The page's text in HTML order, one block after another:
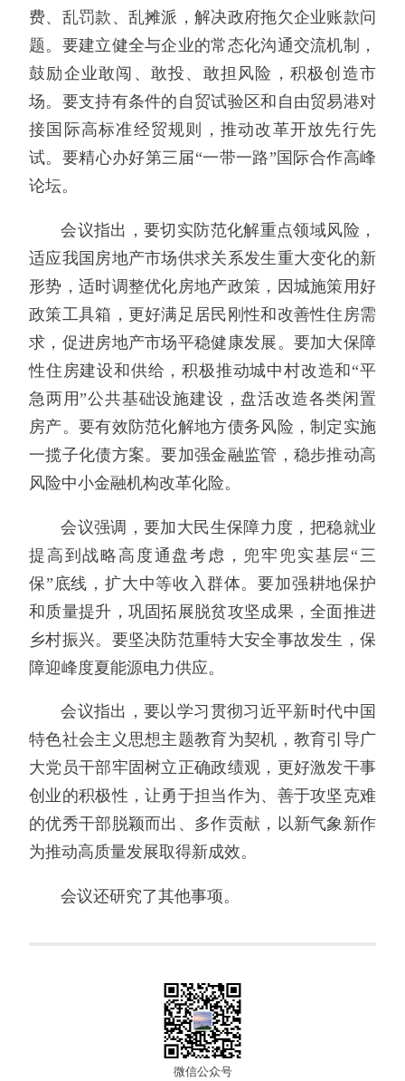
费、乱罚款、乱摊派，解决政府拖欠企业账款问
题。要建立健全与企业的常态化沟通交流机制，
鼓励企业敢闯、敢投、敢担风险，积极创造市
场。要支持有条件的自贸试验区和自由贸易港对
接国际高标准经贸规则，推动改革开放先行先
试。要精心办好第三届“一带一路”国际合作高峰
论坛。
会议指出，要切实防范化解重点领域风险，
适应我国房地产市场供求关系发生重大变化的新
形势，适时调整优化房地产政策，因城施策用好
政策工具箱，更好满足居民刚性和改善性住房需
求，促进房地产市场平稳健康发展。要加大保障
性住房建设和供给，积极推动城中村改造和“平
急两用”公共基础设施建设，盘活改造各类闲置
房产。要有效防范化解地方债务风险，制定实施
一揽子化债方案。要加强金融监管，稳步推动高
风险中小金融机构改革化险。
会议强调，要加大民生保障力度，把稳就业
提高到战略高度通盘考虑，兜牢兜实基层“三
保”底线，扩大中等收入群体。要加强耕地保护
和质量提升，巩固拓展脱贫攻坚成果，全面推进
乡村振兴。要坚决防范重特大安全事故发生，保
障迎峰度夏能源电力供应。
会议指出，要以学习贯彻习近平新时代中国
特色社会主义思想主题教育为契机，教育引导广
大党员干部牢固树立正确政绩观，更好激发干事
创业的积极性，让勇于担当作为、善于攻坚克难
的优秀干部脱颖而出、多作贡献，以新气象新作
为推动高质量发展取得新成效。
会议还研究了其他事项。
微信公众号